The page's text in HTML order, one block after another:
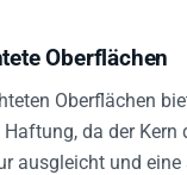
Oberflächen
Oberflächen
da der Kern
ausgleicht und eine